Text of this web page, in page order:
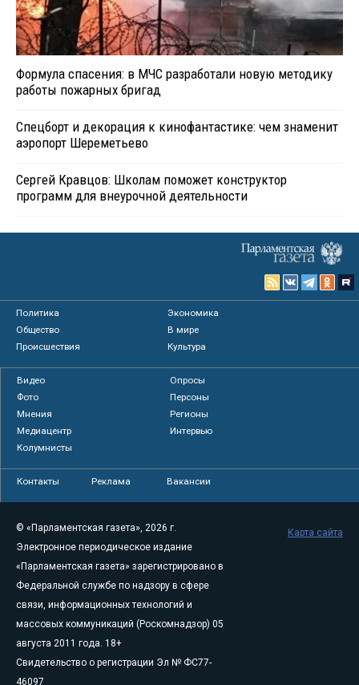
Формула спасения: в МЧС разработали новую методику
работы пожарных бригад
Спецборт и декорация к кинофантастике: чем знаменит
аэропорт Шереметьево
Сергей Кравцов: Школам поможет конструктор
программ для внеурочной деятельности
Политика
Экономика
Общество
В мире
Происшествия
Культура
Видео
Опросы
Фото
Персоны
Мнения
Регионы
Медиацентр
Интервью
Колумнисты
Контакты Реклама Вакансии
© «Парламентская газета», 2026 г.
Электронное периодическое издание
«Парламентская газета» зарегистрировано в
Федеральной службе по надзору в сфере
связи, информационных технологий и
массовых коммуникаций (Роскомнадзор) 05
августа 2011 года. 18+
Свидетельство о регистрации Эл № ФС77-
46097
Карта сайта